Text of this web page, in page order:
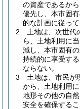
の資産であるか
優先し、本市固
的な計画に従っ
2
土地は、次世代
ら、土地利用に
減し、本市固有
持続的に享受す
ならない。
3
土地は、市民が
から、土地利用
地形その他の自
安全を確保する